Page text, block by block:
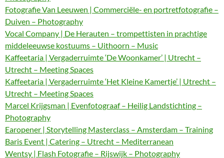
Fotografie Van Leeuwen | Commerciële- en portretfotografie –
Duiven – Photography
Vocal Company | De Herauten – trompettisten in prachtige
middeleeuwse kostuums – Uithoorn – Music
Kaffeetaria | Vergaderruimte ‘De Woonkamer’ | Utrecht –
Utrecht – Meeting Spaces
Kaffeetaria | Vergaderruimte ‘Het Kleine Kamertje’ | Utrecht –
Utrecht – Meeting Spaces
Marcel Krijgsman | Evenfotograaf – Heilig Landstichting –
Photography
Earopener | Storytelling Masterclass – Amsterdam – Training
Baris Event | Catering – Utrecht – Mediterranean
Wentsy | Flash Fotografie – Rijswijk – Photography